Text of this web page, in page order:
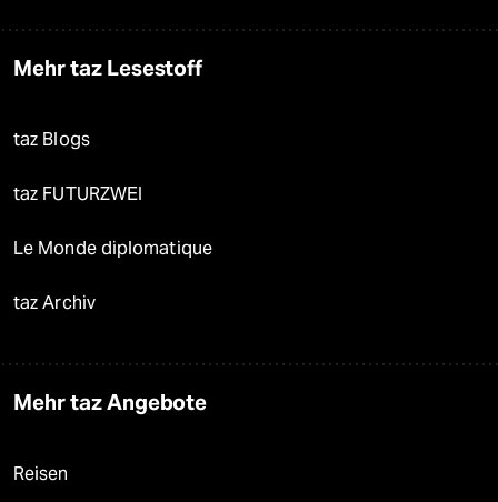
Mehr taz Lesestoff
taz Blogs
taz FUTURZWEI
Le Monde diplomatique
taz Archiv
Mehr taz Angebote
Reisen